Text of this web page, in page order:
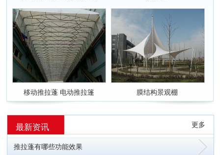
移动推拉蓬 电动推拉篷 膜结构景观棚
最新资讯 更多
推拉蓬有哪些功能效果